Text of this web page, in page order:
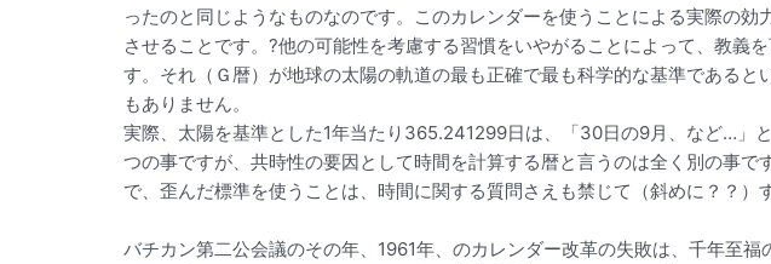
ったのと同じようなものなのです。このカレンダーを使うことによる実際の
させることです。?他の可能性を考慮する習慣をいやがることによって、教義
す。それ（Ｇ暦）が地球の太陽の軌道の最も正確で最も科学的な基準である
もありません。
実際、太陽を基準とした1年当たり365.241299日は、「30日の9月、など…」
つの事ですが、共時性の要因として時間を計算する暦と言うのは全く別の事
で、歪んだ標準を使うことは、時間に関する質問さえも禁じて（斜めに？？）
バチカン第二公会議のその年、1961年、のカレンダー改革の失敗は、千年至